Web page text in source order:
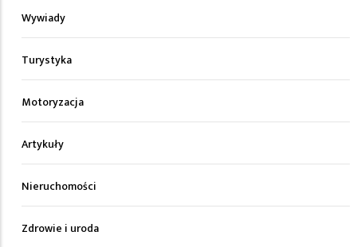
Wywiady
Turystyka
Motoryzacja
Artykuły
Nieruchomości
Zdrowie i uroda